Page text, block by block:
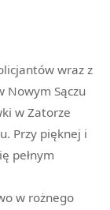
wraz z
Nowym Sączu
w Zatorze
Przy pięknej i
pełnym
w rożnego